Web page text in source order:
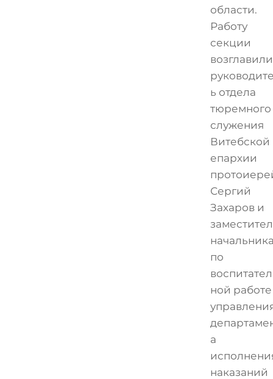
области.
Работу
секции
возглавили
ь отдела
тюремного
служения
Витебской
епархии
Сергий
Захаров и
по
ной работе
а
наказаний